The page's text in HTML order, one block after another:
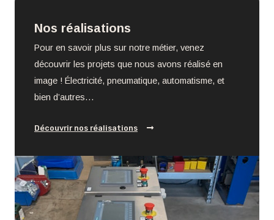
Nos réalisations
Pour en savoir plus sur notre métier, venez
découvrir les projets que nous avons réalisé en
image ! Électricité, pneumatique, automatisme, et
bien d’autres…
Découvrir nos réalisations